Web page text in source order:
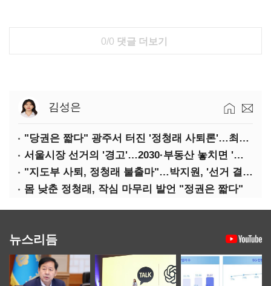
0/0 댓글 더보기
김성은
"당권은 짧다" 광주서 터진 '정청래 사퇴론'…최고위 '아수라장'
서울시장 선거의 '경고'…2030·부동산 놓치면 '총선도 대선도' 패배
"지도부 사퇴, 정청래 불출마"…박지원, '선거 결과 책임' 강조
몸 낮춘 정청래, 작심 마무리 발언 "정권은 짧다"
뉴스리듬